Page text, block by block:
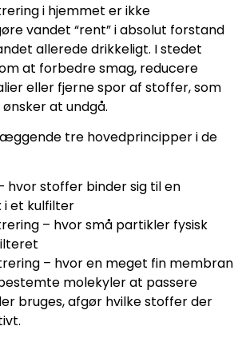
i hjemmet er ikke
vandet “rent” i absolut forstand
allerede drikkeligt. I stedet
at forbedre smag, reducere
eller fjerne spor af stoffer, som
at undgå.
tre hovedprincipper i de
hvor stoffer binder sig til en
i et kulfilter
– hvor små partikler fysisk
– hvor en meget fin membran
molekyler at passere
bruges, afgør hvilke stoffer der